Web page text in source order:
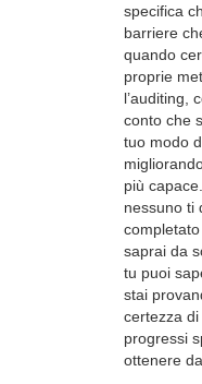
specifica
barriere
quando
proprie
l’auditing,
conto che
tuo modo
più
nessuno ti
saprai da
tu puoi
stai
certezza
progressi
ottenere